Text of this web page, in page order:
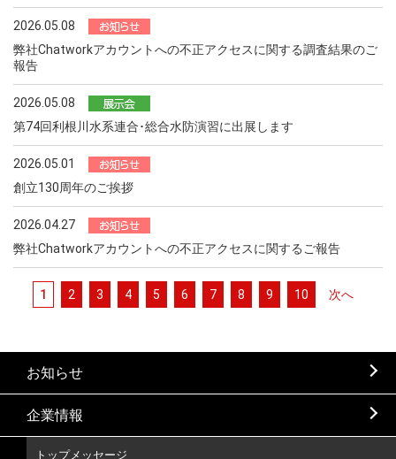
2026.05.08
弊社Chatworkアカウントへの不正アクセスに関する調査結果のご
報告
2026.05.08
第74回利根川水系連合･総合水防演習に出展します
2026.05.01
創立130周年のご挨拶
2026.04.27
弊社Chatworkアカウントへの不正アクセスに関するご報告
1 2 3 4 5 6 7 8 9 10 次へ
お知らせ
企業情報
トップメッセージ